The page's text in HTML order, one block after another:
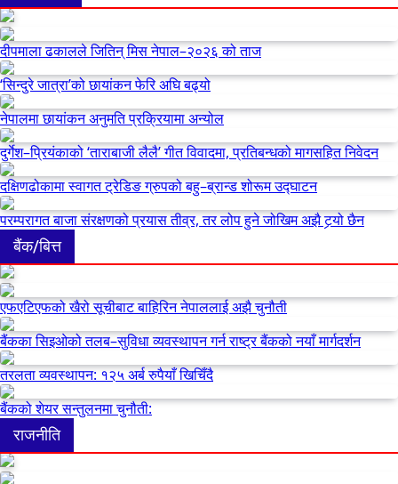
दीपमाला ढकालले जितिन् मिस नेपाल–२०२६ को ताज
‘सिन्दुरे जात्रा’को छायांकन फेरि अघि बढ्यो
नेपालमा छायांकन अनुमति प्रक्रियामा अन्योल
दुर्गेश–प्रियंकाको ‘ताराबाजी लैलै’ गीत विवादमा, प्रतिबन्धको मागसहित निवेदन
दक्षिणढोकामा स्वागत ट्रेडिङ ग्रुपको बहु–ब्रान्ड शोरूम उद्घाटन
परम्परागत बाजा संरक्षणको प्रयास तीव्र, तर लोप हुने जोखिम अझै टर्‍यो छैन
बैंक/बित्त
एफएटिएफको खैरो सूचीबाट बाहिरिन नेपाललाई अझै चुनौती
बैंकका सिइओको तलब–सुविधा व्यवस्थापन गर्न राष्ट्र बैंकको नयाँ मार्गदर्शन
तरलता व्यवस्थापन: १२५ अर्ब रुपैयाँ खिचिँदै
बैंकको शेयर सन्तुलनमा चुनौती:
राजनीति